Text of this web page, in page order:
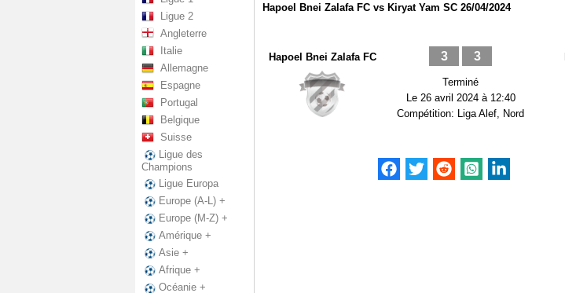
Ligue 2
Angleterre
Italie
Allemagne
Espagne
Portugal
Belgique
Suisse
Ligue des
Champions
Ligue Europa
Europe (A-L) +
Europe (M-Z) +
Amérique +
Asie +
Afrique +
Océanie +
Hapoel Bnei Zalafa FC vs Kiryat Yam SC 26/04/2024
Hapoel Bnei Zalafa FC 3 3
Terminé
Le 26 avril 2024 à 12:40
Compétition: Liga Alef, Nord